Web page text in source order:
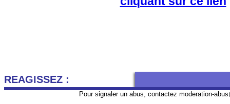
REAGISSEZ :
Pour signaler un abus, contactez moderation-